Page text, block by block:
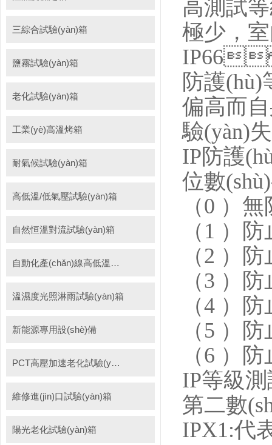
三綜合試驗(yàn)箱
鹽霧試驗(yàn)箱
老化試驗(yàn)箱
工業(yè)高溫烤箱
耐氣候試驗(yàn)箱
高低溫/低氣壓試驗(yàn)箱
自然恒溫對流試驗(yàn)箱
自動化產(chǎn)線高低溫試驗(yàn)箱
溫濕度光照淋雨試驗(yàn)箱
新能源專用設(shè)備
PCT高壓加速老化試驗(yàn)機(jī)
維修進(jìn)口試驗(yàn)箱
陽光老化試驗(yàn)箱
高測試
極少
防護(hù)
偏高而
驗(yàn)
IP防護
位數
（0 ）
（1 ）
（2 ）
（3 ）
（4 ）
（5 ）
（6 ）
IP等級
第二數
IPX1:代